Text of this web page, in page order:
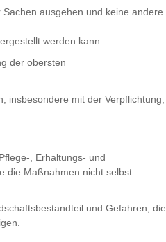
ausgehen und keine andere
werden kann.
der obersten
insbesondere mit der Verpflichtung,
, Erhaltungs- und
die Maßnahmen nicht selbst
und Gefahren, die